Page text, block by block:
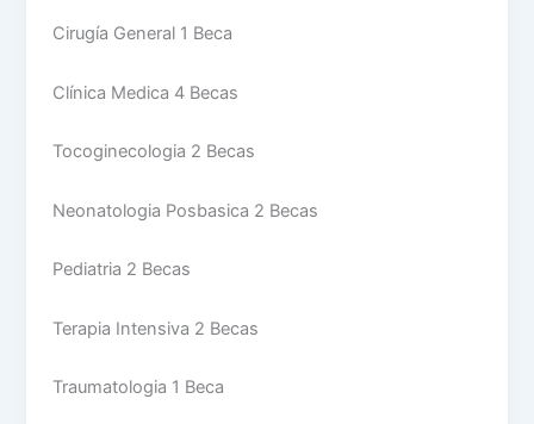
Cirugía General 1 Beca
Clínica Medica 4 Becas
Tocoginecologia 2 Becas
Neonatologia Posbasica 2 Becas
Pediatria 2 Becas
Terapia Intensiva 2 Becas
Traumatologia 1 Beca